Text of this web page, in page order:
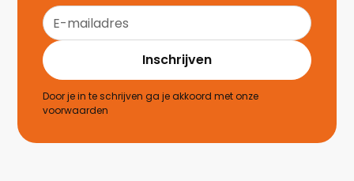
Door je in te schrijven ga je akkoord met onze
voorwaarden